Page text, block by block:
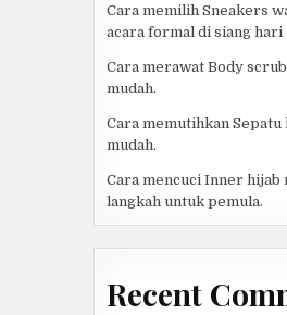
Cara memilih Sneakers
acara formal di siang hari
Cara merawat Body
mudah.
Cara memutihkan
mudah.
Cara mencuci Inner hijab
langkah untuk pemula.
Recent